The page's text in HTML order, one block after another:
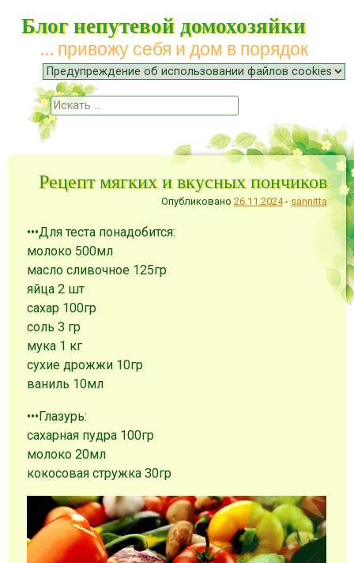
Блог непутевой домохозяйки
… привожу себя и дом в порядок
Меню
Наверх
Поиск
Рецепт мягких и вкусных пончиков
Опубликовано 26.11.2024- sannitta
•••Для теста понадобится:
молоко 500мл
масло сливочное 125гр
яйца 2 шт
сахар 100гр
соль 3 гр
мука 1 кг
сухие дрожжи 10гр
ваниль 10мл
•••Глазурь:
сахарная пудра 100гр
молоко 20мл
кокосовая стружка 30гр